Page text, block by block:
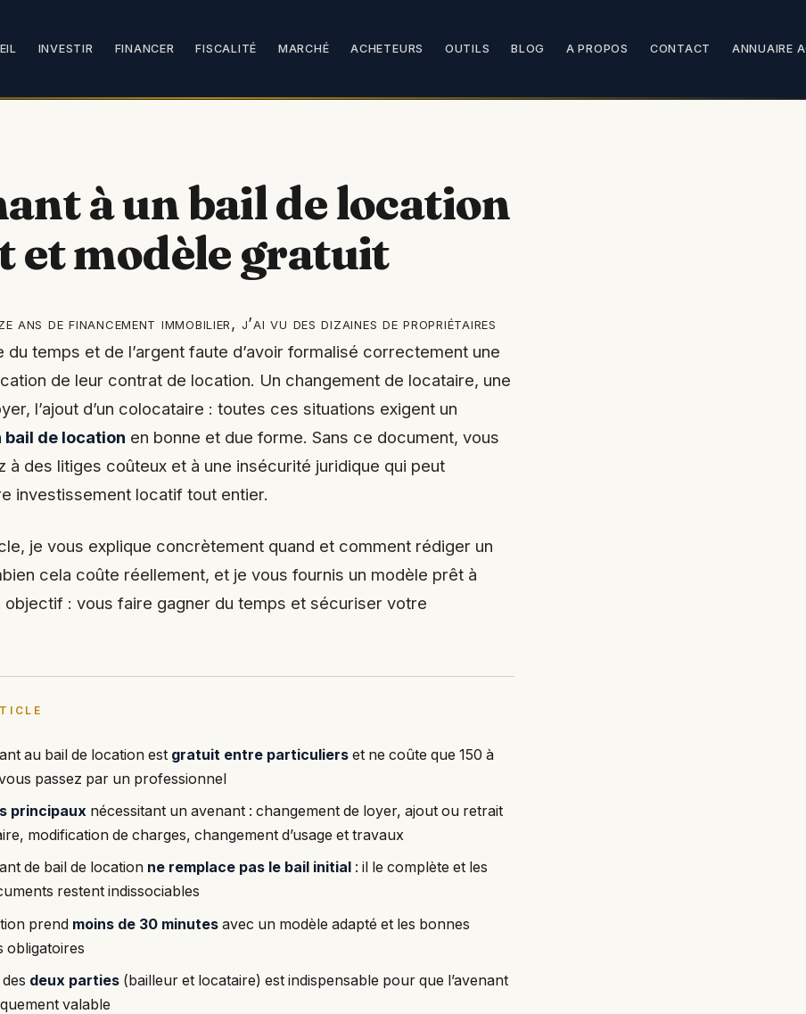
INVESTIR FINANCER FISCALITÉ MARCHÉ ACHETEURS OUTILS BLOG A PROPOS CONTACT ANNUAIRE
à un bail de location
et modèle gratuit
ans de financement immobilier, j’ai vu des dizaines de propriétaires
du temps et de l’argent faute d’avoir formalisé correctement une
de leur contrat de location. Un changement de locataire, une
l’ajout d’un colocataire : toutes ces situations exigent un
bail de location en bonne et due forme. Sans ce document, vous
à des litiges coûteux et à une insécurité juridique qui peut
investissement locatif tout entier.
je vous explique concrètement quand et comment rédiger un
cela coûte réellement, et je vous fournis un modèle prêt à
objectif : vous faire gagner du temps et sécuriser votre
au bail de location est gratuit entre particuliers et ne coûte que 150 à
passez par un professionnel
principaux nécessitant un avenant : changement de loyer, ajout ou retrait
modification de charges, changement d’usage et travaux
de bail de location ne remplace pas le bail initial : il le complète et les
restent indissociables
prend moins de 30 minutes avec un modèle adapté et les bonnes
obligatoires
deux parties (bailleur et locataire) est indispensable pour que l’avenant
valable